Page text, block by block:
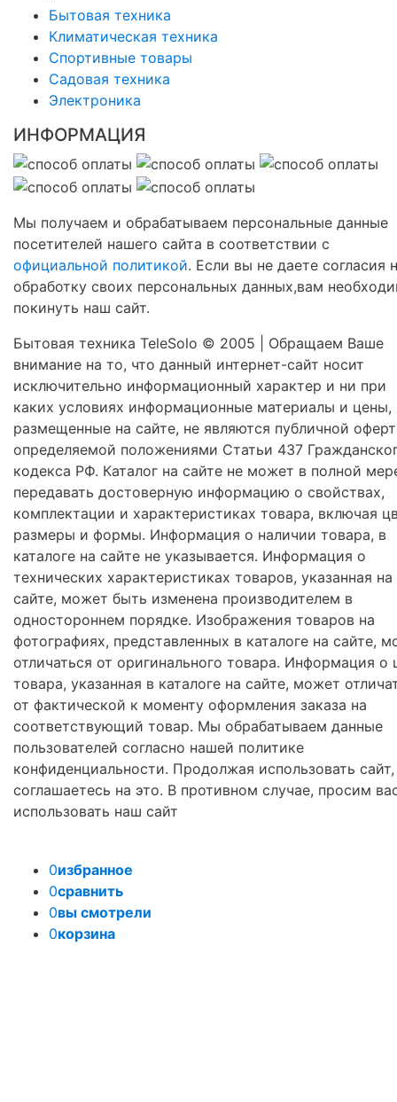
Бытовая техника
Климатическая техника
Спортивные товары
Садовая техника
Электроника
ИНФОРМАЦИЯ
Мы получаем и обрабатываем персональные данные
посетителей нашего сайта в соответствии с
официальной политикой. Если вы не даете согласия
обработку своих персональных данных,вам
покинуть наш сайт.
Бытовая техника TeleSolo © 2005 | Обращаем Ваше
внимание на то, что данный интернет-сайт носит
исключительно информационный характер и ни при
каких условиях информационные материалы и цены,
размещенные на сайте, не являются публичной
определяемой положениями Статьи 437
кодекса РФ. Каталог на сайте не может в полной
передавать достоверную информацию о свойствах,
комплектации и характеристиках товара, включая
размеры и формы. Информация о наличии товара, в
каталоге на сайте не указывается. Информация о
технических характеристиках товаров, указанная на
сайте, может быть изменена производителем в
одностороннем порядке. Изображения товаров на
фотографиях, представленных в каталоге на сайте,
отличаться от оригинального товара. Информация о
товара, указанная в каталоге на сайте, может
от фактической к моменту оформления заказа на
соответствующий товар. Мы обрабатываем данные
пользователей согласно нашей политике
конфиденциальности. Продолжая использовать
соглашаетесь на это. В противном случае, просим
использовать наш сайт
0избранное
0сравнить
0вы смотрели
0корзина